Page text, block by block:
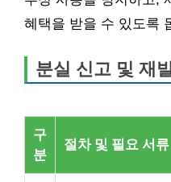
혜택을 받을 수 있도록
분실 신고 및 재
구
분
절차 및 필요 서류